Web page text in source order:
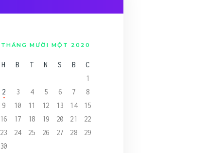
THÁNG MƯỜI MỘT 2020
H B T N S B
C
1
2
3 4 5 6 7
8
9
10 11 12 13 14
15
16
17 18 19 20 21
22
23
24 25 26 27 28
29
30